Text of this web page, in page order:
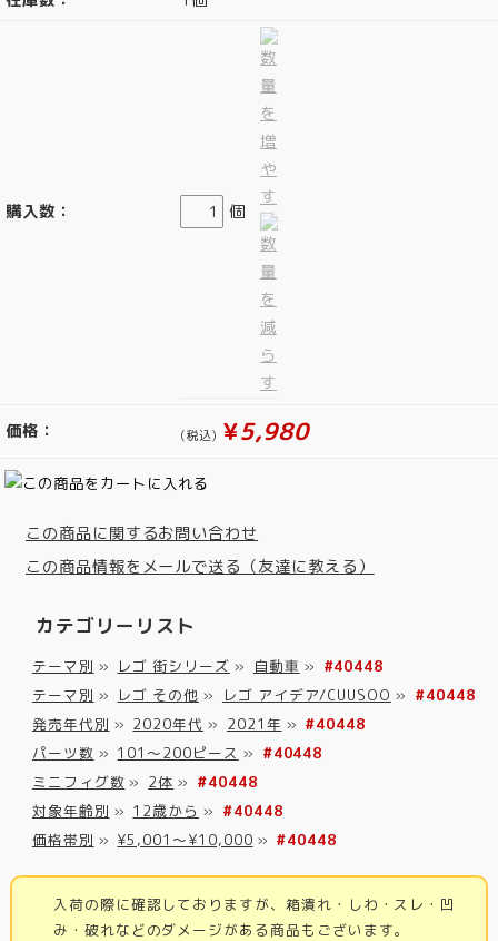
購入数： 個
価格： (税込) ¥5,980
この商品に関するお問い合わせ
この商品情報をメールで送る（友達に教える）
カテゴリーリスト
テーマ別 » レゴ 街シリーズ » 自動車 » #40448
テーマ別 » レゴ その他 » レゴ アイデア/CUUSOO » #40448
発売年代別 » 2020年代 » 2021年 » #40448
パーツ数 » 101～200ピース » #40448
ミニフィグ数 » 2体 » #40448
対象年齢別 » 12歳から » #40448
価格帯別 » ¥5,001～¥10,000 » #40448
入荷の際に確認しておりますが、箱潰れ・しわ・スレ・凹
み・破れなどのダメージがある商品もございます。